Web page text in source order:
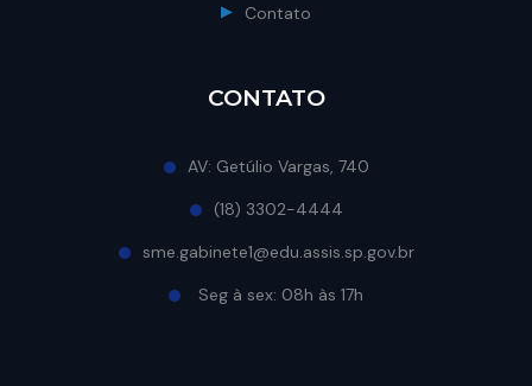
Contato
CONTATO
AV: Getúlio Vargas, 740
(18) 3302-4444
sme.gabinete1@edu.assis.sp.gov.br
Seg à sex: 08h às 17h